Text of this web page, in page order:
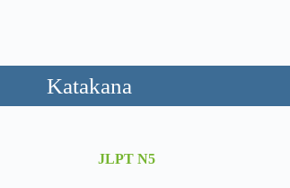
Katakana
JLPT N5